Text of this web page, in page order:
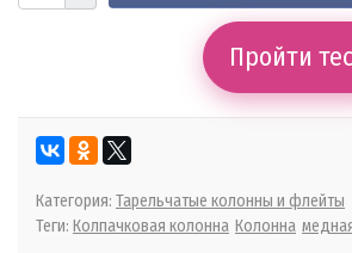
Пройти
Категория: Тарельчатые колонны и флейты
Теги: Колпачковая колонна Колонна